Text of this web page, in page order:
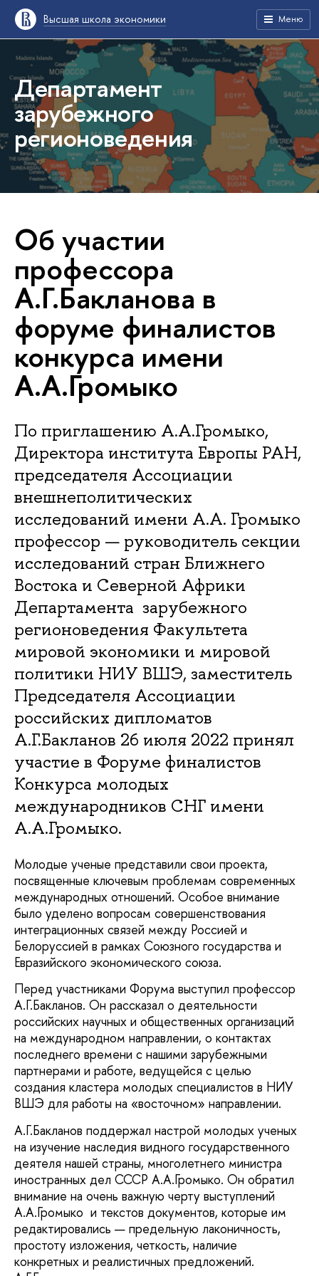
Высшая школа экономики Меню
Департамент
зарубежного
регионоведения
Об участии
профессора
А.Г.Бакланова в
форуме финалистов
конкурса имени
А.А.Громыко
По приглашению А.А.Громыко,
Директора института Европы РАН,
председателя Ассоциации
внешнеполитических
исследований имени А.А. Громыко
профессор — руководитель секции
исследований стран Ближнего
Востока и Северной Африки
Департамента зарубежного
регионоведения Факультета
мировой экономики и мировой
политики НИУ ВШЭ, заместитель
Председателя Ассоциации
российских дипломатов
А.Г.Бакланов 26 июля 2022 принял
участие в Форуме финалистов
Конкурса молодых
международников СНГ имени
А.А.Громыко.
Молодые ученые представили свои проекта,
посвященные ключевым проблемам современных
международных отношений. Особое внимание
было уделено вопросам совершенствования
интеграционных связей между Россией и
Белоруссией в рамках Союзного государства и
Евразийского экономического союза.
Перед участниками Форума выступил профессор
А.Г.Бакланов. Он рассказал о деятельности
российских научных и общественных организаций
на международном направлении, о контактах
последнего времени с нашими зарубежными
партнерами и работе, ведущейся с целью
создания кластера молодых специалистов в НИУ
ВШЭ для работы на «восточном» направлении.
А.Г.Бакланов поддержал настрой молодых ученых
на изучение наследия видного государственного
деятеля нашей страны, многолетнего министра
иностранных дел СССР А.А.Громыко. Он обратил
внимание на очень важную черту выступлений
А.А.Громыко и текстов документов, которые им
редактировались — предельную лаконичность,
простоту изложения, четкость, наличие
конкретных и реалистичных предложений.